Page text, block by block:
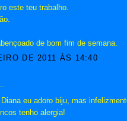
este teu trabalho.
de bom fim de semana.
DE 2011 ÀS 14:40
eu adoro biju, mas
tenho alergia!